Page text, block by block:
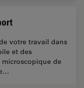
votre travail dans
et des
de